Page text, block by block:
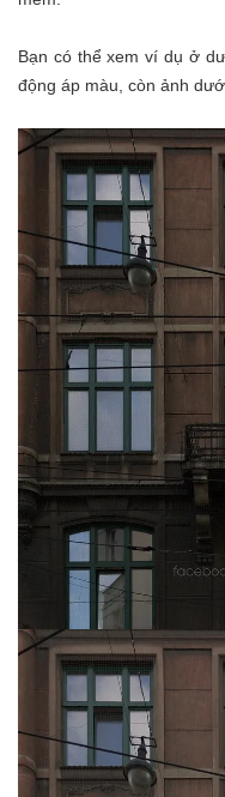
Bạn có thể xem ví dụ ở
động áp màu, còn ảnh